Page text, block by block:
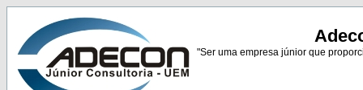
"Ser uma empresa júnior que